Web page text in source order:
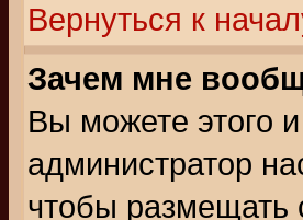
Вернуться к
Зачем мне
Вы можете этого
администратор
чтобы размещать